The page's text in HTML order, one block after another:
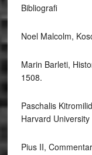
Bibliografi
Noel Malcolm,
Marin Barleti,
1508.
Paschalis
Harvard
Pius II,